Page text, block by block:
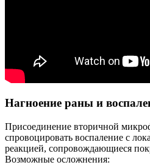
Нагноение раны и
Присоединение вторичной
спровоцировать воспаление с
реакцией, сопровождающиеся
Возможные осложнения: